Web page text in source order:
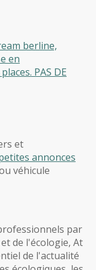
berline,
en
PAS DE
et
annonces
véhicule
par
de l'écologie, At
de l'actualité